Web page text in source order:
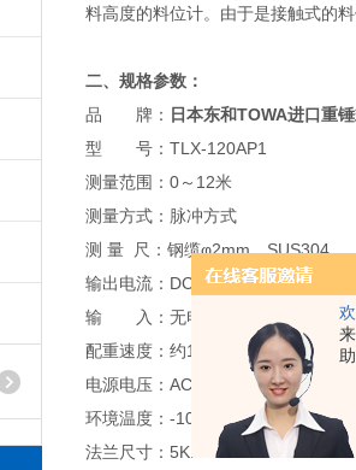
料高度的料位计。由于是接触式的
二、规格参数：
品 牌： 日本东和TOWA进口重
型 号：TLX-120AP1
测量范围：0～12米
测量方式：脉冲方式
测 量 尺：钢缆φ2mm、SUS304
输出电流：DC4～20mA、负荷抵抗
输 入：无电压接点信号（开始输
配重速度：约13m/min
电源电压：AC100V或AC200V、50/
环境温度：-10～50℃
法兰尺寸：5K100A